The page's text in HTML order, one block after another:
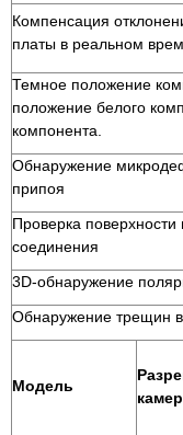
Компенсация
платы в реальном
Темное положение
положение белого
компонента.
Обнаружение
припоя
Проверка поверхности
соединения
3D-обнаружение
Обнаружение трещин
Модель